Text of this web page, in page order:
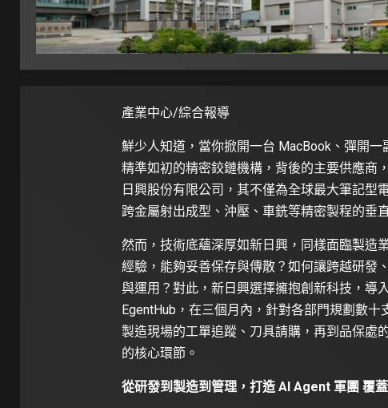
產業中心/綜合報導
鮮少人知道，當你掀開一台 MacBook、彈開
精準如初的精密鉸鏈機構，背後的主要供應商
日興股份有限公司，其不僅為全球最大筆記型
跨金屬射出成型、沖壓、車銑等精密製程的垂
然而，技術底蘊深厚如新日興，同樣面臨製造
經驗，能夠妥善保存與傳散？如何讓跨越研發
與運用？對此，新日興選擇擁抱創新科技，導
EgentHub，在三個月內，針對各部門規劃數
製造現場的工單追蹤、刀具請購，再到品保處
的核心環節。
從研發到製造到管理，打造 AI Agent 軍團 覆